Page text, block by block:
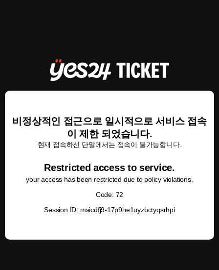
비정상적인 접근으로 일시적으로 서비스 접속
이 제한 되었습니다.
현재 접속하신 단말에서는 접속이 불가능합니다.
Restricted access to service.
your access has been restricted due to policy violations.
Code: 72
Session ID: msicdfj9-17p9he1uyzbctyqsrhpi